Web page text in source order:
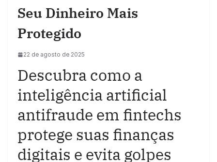
Seu Dinheiro Mais
Protegido
22 de agosto de 2025
Descubra como a
inteligência artificial
antifraude em fintechs
protege suas finanças
digitais e evita golpes